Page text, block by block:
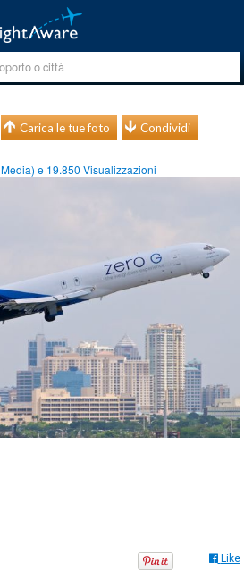
Carica le tue foto Condividi
Media) e 19.850 Visualizzazioni
Like